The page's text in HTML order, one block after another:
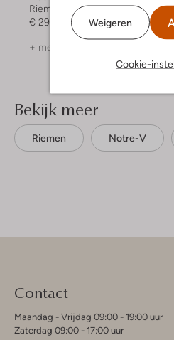
Weigeren
Cookie-
Riem
€ 29,99
+ meer kleuren
€
Bekijk meer
Riemen Notre-V
Contact
Maandag - Vrijdag 09:00 - 19:00 uur
Zaterdag 09:00 - 17:00 uur